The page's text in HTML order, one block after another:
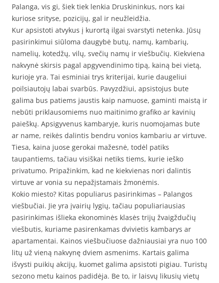
Palanga, vis gi, šiek tiek lenkia Druskininkus, nors kai
kuriose srityse, pozicijų, gal ir neužleidžia.
Kur apsistoti atvykus į kurortą ilgai svarstyti netenka. Jūsų
pasirinkimui siūloma daugybė butų, namų, kambarių,
namelių, kotedžų, vilų, svečių namų ir viešbučių. Kiekviena
nakvynė skirsis pagal apgyvendinimo tipą, kainą bei vietą,
kurioje yra. Tai esminiai trys kriterijai, kurie daugeliui
poilsiautojų labai svarbūs. Pavyzdžiui, apsistojus bute
galima bus patiems jaustis kaip namuose, gaminti maistą ir
nebūti priklausomiems nuo maitinimo grafiko ar kavinių
paieškų. Apsigyvenus kambaryje, kuris nuomojamas bute
ar name, reikės dalintis bendru vonios kambariu ar virtuve.
Tiesa, kaina juose gerokai mažesnė, todėl patiks
taupantiems, tačiau visiškai netiks tiems, kurie ieško
privatumo. Pripažinkim, kad ne kiekvienas nori dalintis
virtuve ar vonia su nepažįstamais žmonėmis.
Kokio miesto? Kitas populiarus pasirinkimas – Palangos
viešbučiai. Jie yra įvairių lygių, tačiau populiariausias
pasirinkimas išlieka ekonominės klasės trijų žvaigždučių
viešbutis, kuriame pasirenkamas dvivietis kambarys ar
apartamentai. Kainos viešbučiuose dažniausiai yra nuo 100
litų už vieną nakvynę dviem asmenims. Kartais galima
išvysti puikių akcijų, kuomet galima apsistoti pigiau. Turistų
sezono metu kainos padidėja. Be to, ir laisvų likusių vietų